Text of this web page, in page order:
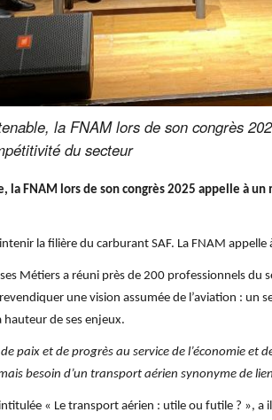
la FNAM lors de son congrès
du secteur
la FNAM lors de son congrès 2025 appelle à
la filière du carburant SAF. La FNAM
Métiers a réuni près de 200 professionnels
une vision assumée de l’aviation :
hauteur de ses enjeux.
paix et de progrès au service de l’économie
besoin d’un transport aérien synonyme de
« Le transport aérien : utile ou futile ? », a